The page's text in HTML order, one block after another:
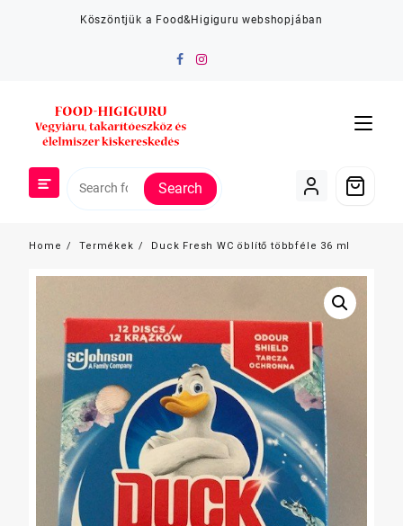
Köszöntjük a Food&Higiguru webshopjában
Search
Home Termékek Duck Fresh WC öblítő többféle 36 ml